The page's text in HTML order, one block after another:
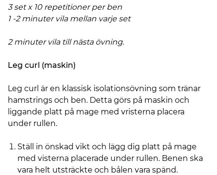
3 set x 10 repetitioner per ben
1 -2 minuter vila mellan varje set
2 minuter vila till nästa övning.
Leg curl (maskin)
Leg curl är en klassisk isolationsövning som tränar
hamstrings och ben. Detta görs på maskin och
liggande platt på mage med vristerna placera
under rullen.
Ställ in önskad vikt och lägg dig platt på mage
med visterna placerade under rullen. Benen ska
vara helt utsträckte och bålen vara spänd.